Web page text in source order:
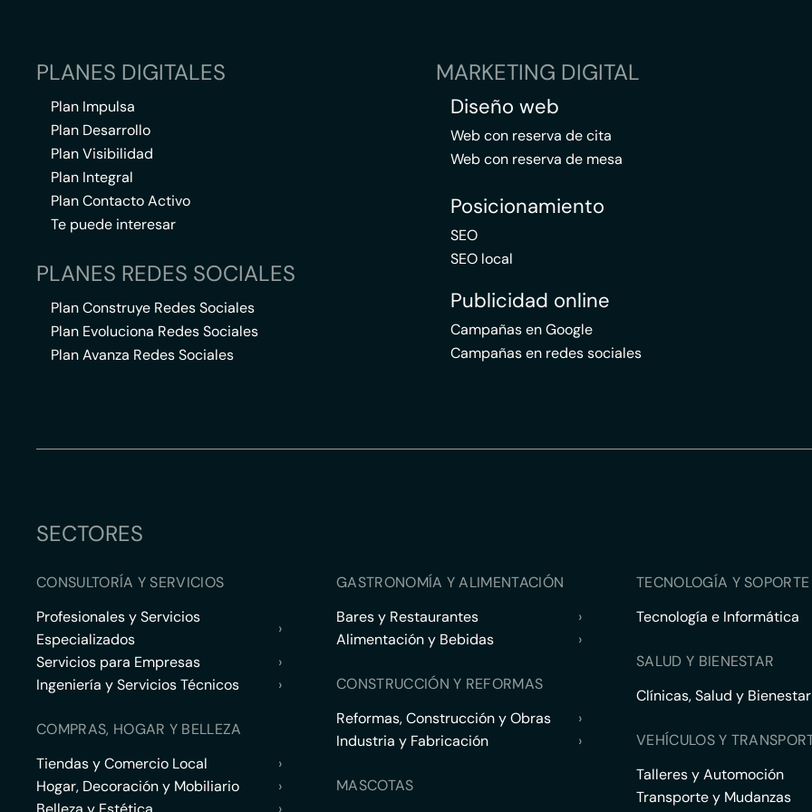
PLANES DIGITALES
Plan Impulsa
Plan Desarrollo
Plan Visibilidad
Plan Integral
Plan Contacto Activo
Te puede interesar
PLANES REDES SOCIALES
Plan Construye Redes Sociales
Plan Evoluciona Redes Sociales
Plan Avanza Redes Sociales
MARKETING DIGITAL
Diseño web
Web con reserva de cita
Web con reserva de mesa
Posicionamiento
SEO
SEO local
Publicidad online
Campañas en Google
Campañas en redes sociales
SECTORES
CONSULTORÍA Y SERVICIOS
Profesionales y Servicios
Especializados
›
Servicios para Empresas
›
Ingeniería y Servicios Técnicos
›
COMPRAS, HOGAR Y BELLEZA
Tiendas y Comercio Local
›
Hogar, Decoración y Mobiliario
›
GASTRONOMÍA Y ALIMENTACIÓN
Bares y Restaurantes
›
Alimentación y Bebidas
›
CONSTRUCCIÓN Y REFORMAS
Reformas, Construcción y Obras
›
Industria y Fabricación
›
MASCOTAS
TECNOLOGÍA Y
Tecnología e Informática
SALUD Y BIENESTAR
Clínicas, Salud y Bienestar
VEHÍCULOS Y
Talleres y Automoción
Transporte y Mudanzas